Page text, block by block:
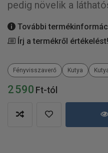
2 590 Ft-tól
pedig növelik a
További
Írj a termékről értékelést!
Fényvisszaverő Kutya